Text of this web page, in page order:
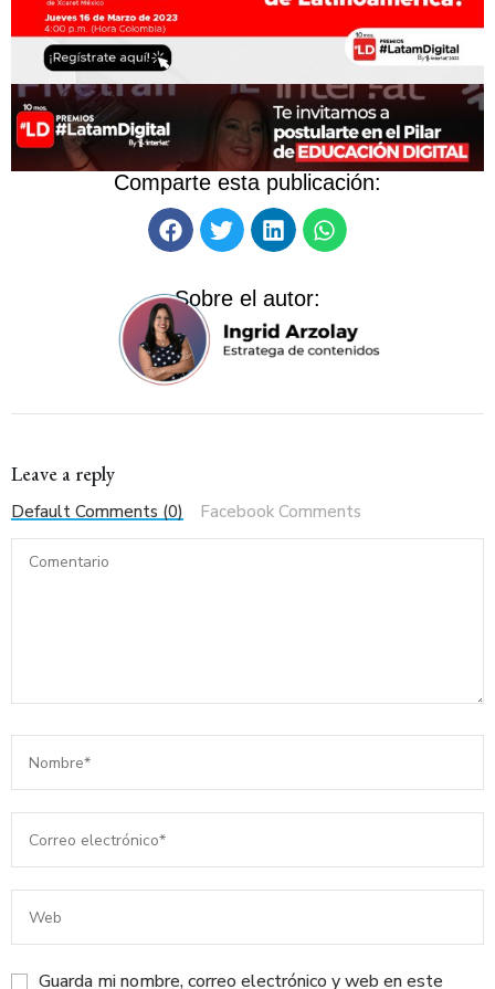
Comparte esta publicación:
Sobre el autor:
Leave a reply
Default Comments (0) Facebook Comments
Guarda mi nombre, correo electrónico y web en este